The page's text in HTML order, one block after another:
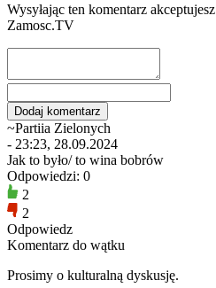
Wysyłając ten komentarz akceptujesz
Zamosc.TV
~Partiia Zielonych
- 23:23, 28.09.2024
Jak to było/ to wina bobrów
Odpowiedzi: 0
2
2
Odpowiedz
Komentarz do wątku
Prosimy o kulturalną dyskusję.